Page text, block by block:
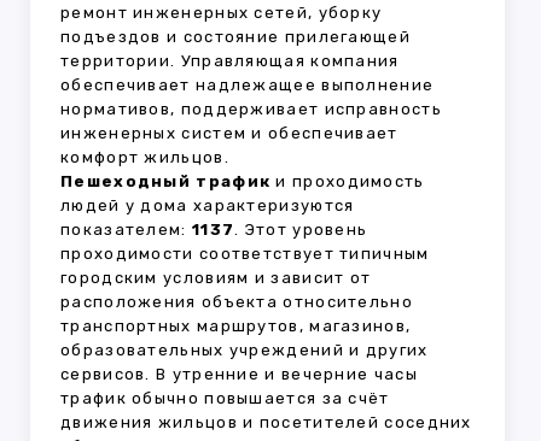
ремонт инженерных сетей, уборку
подъездов и состояние прилегающей
территории. Управляющая компания
обеспечивает надлежащее выполнение
нормативов, поддерживает исправность
инженерных систем и обеспечивает
комфорт жильцов.
Пешеходный трафик и проходимость
людей у дома характеризуются
показателем: 1137. Этот уровень
проходимости соответствует типичным
городским условиям и зависит от
расположения объекта относительно
транспортных маршрутов, магазинов,
образовательных учреждений и других
сервисов. В утренние и вечерние часы
трафик обычно повышается за счёт
движения жильцов и посетителей соседних